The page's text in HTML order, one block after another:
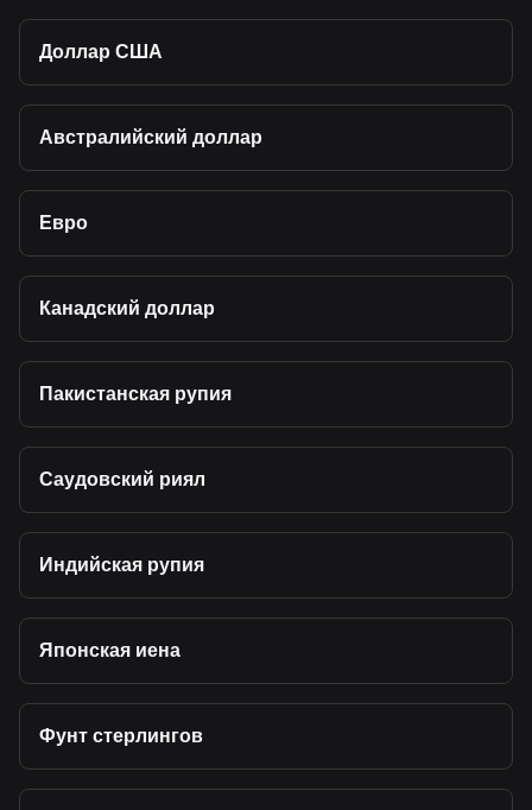
Доллар США
Австралийский доллар
Евро
Канадский доллар
Пакистанская рупия
Саудовский риял
Индийская рупия
Японская иена
Фунт стерлингов